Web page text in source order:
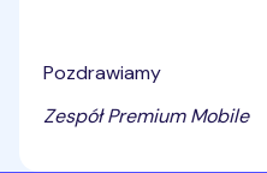
Pozdrawiamy
Zespół Premium Mobile